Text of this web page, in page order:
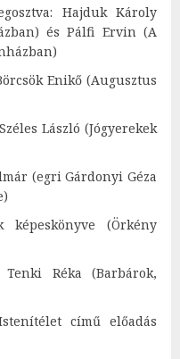
Hajduk Károly
és Pálfi Ervin (A
Enikő (Augusztus
László (Jógyerekek
(egri Gárdonyi Géza
képeskönyve (Örkény
Réka (Barbárok,
című előadás